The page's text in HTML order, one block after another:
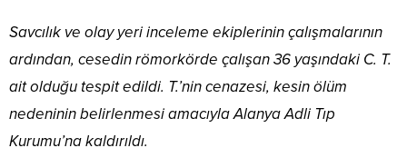
Savcılık ve olay yeri inceleme ekiplerinin çalışmalarının
ardından, cesedin römorkörde çalışan 36 yaşındaki C. T.
ait olduğu tespit edildi. T.’nin cenazesi, kesin ölüm
nedeninin belirlenmesi amacıyla Alanya Adli Tıp
Kurumu’na kaldırıldı.